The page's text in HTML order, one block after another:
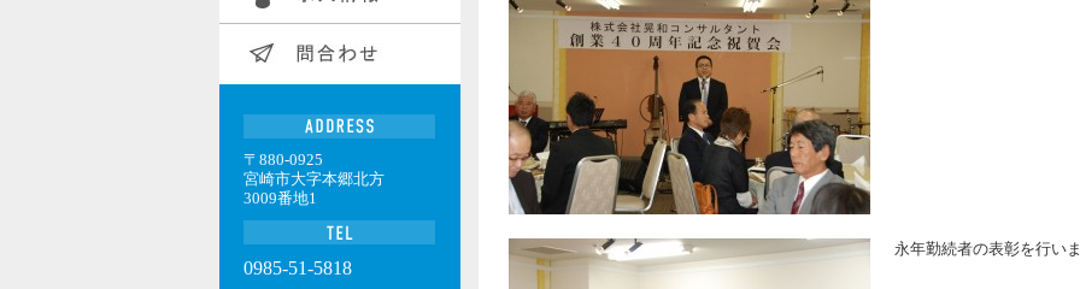
永年勤続者の表彰を行い
〒880-0925
宮崎市大字本郷北方
3009番地1
0985-51-5818